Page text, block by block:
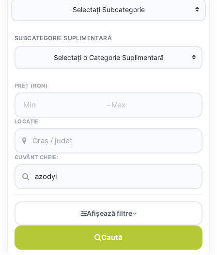
SUBCATEGORIE SUPLIMENTARĂ
PREȚ (RON)
–
LOCAȚIE
CUVÂNT CHEIE:
Afișează filtre
Caută